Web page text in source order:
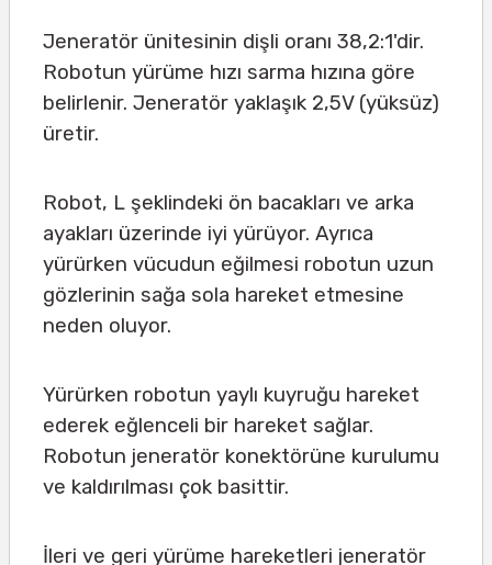
Jeneratör ünitesinin dişli oranı 38,2:1'dir.
Robotun yürüme hızı sarma hızına göre
belirlenir. Jeneratör yaklaşık 2,5V (yüksüz)
üretir.
Robot, L şeklindeki ön bacakları ve arka
ayakları üzerinde iyi yürüyor. Ayrıca
yürürken vücudun eğilmesi robotun uzun
gözlerinin sağa sola hareket etmesine
neden oluyor.
Yürürken robotun yaylı kuyruğu hareket
ederek eğlenceli bir hareket sağlar.
Robotun jeneratör konektörüne kurulumu
ve kaldırılması çok basittir.
İleri ve geri yürüme hareketleri jeneratör